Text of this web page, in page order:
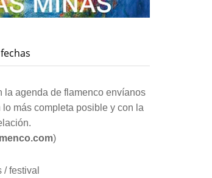
la agenda de flamenco envíanos
lo más completa posible y con la
)
/ festival